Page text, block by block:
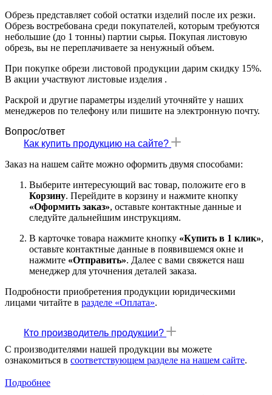
Обрезь представляет собой остатки изделий после их резки.
Обрезь востребована среди покупателей, которым требуются
небольшие (до 1 тонны) партии сырья. Покупая листовую
обрезь, вы не переплачиваете за ненужный объем.
При покупке обрези листовой продукции дарим скидку 15%.
В акции участвуют листовые изделия .
Раскрой и другие параметры изделий уточняйте у наших
менеджеров по телефону или пишите на электронную почту.
Вопрос/ответ
Как купить продукцию на сайте?
Заказ на нашем сайте можно оформить двумя способами:
Выберите интересующий вас товар, положите его в
Корзину. Перейдите в корзину и нажмите кнопку
«Оформить заказ», оставьте контактные данные и
следуйте дальнейшим инструкциям.
В карточке товара нажмите кнопку «Купить в 1 клик»,
оставьте контактные данные в появившемся окне и
нажмите «Отправить». Далее с вами свяжется наш
менеджер для уточнения деталей заказа.
Подробности приобретения продукции юридическими
лицами читайте в разделе «Оплата».
Кто производитель продукции?
С производителями нашей продукции вы можете
ознакомиться в соответствующем разделе на нашем сайте.
Подробнее